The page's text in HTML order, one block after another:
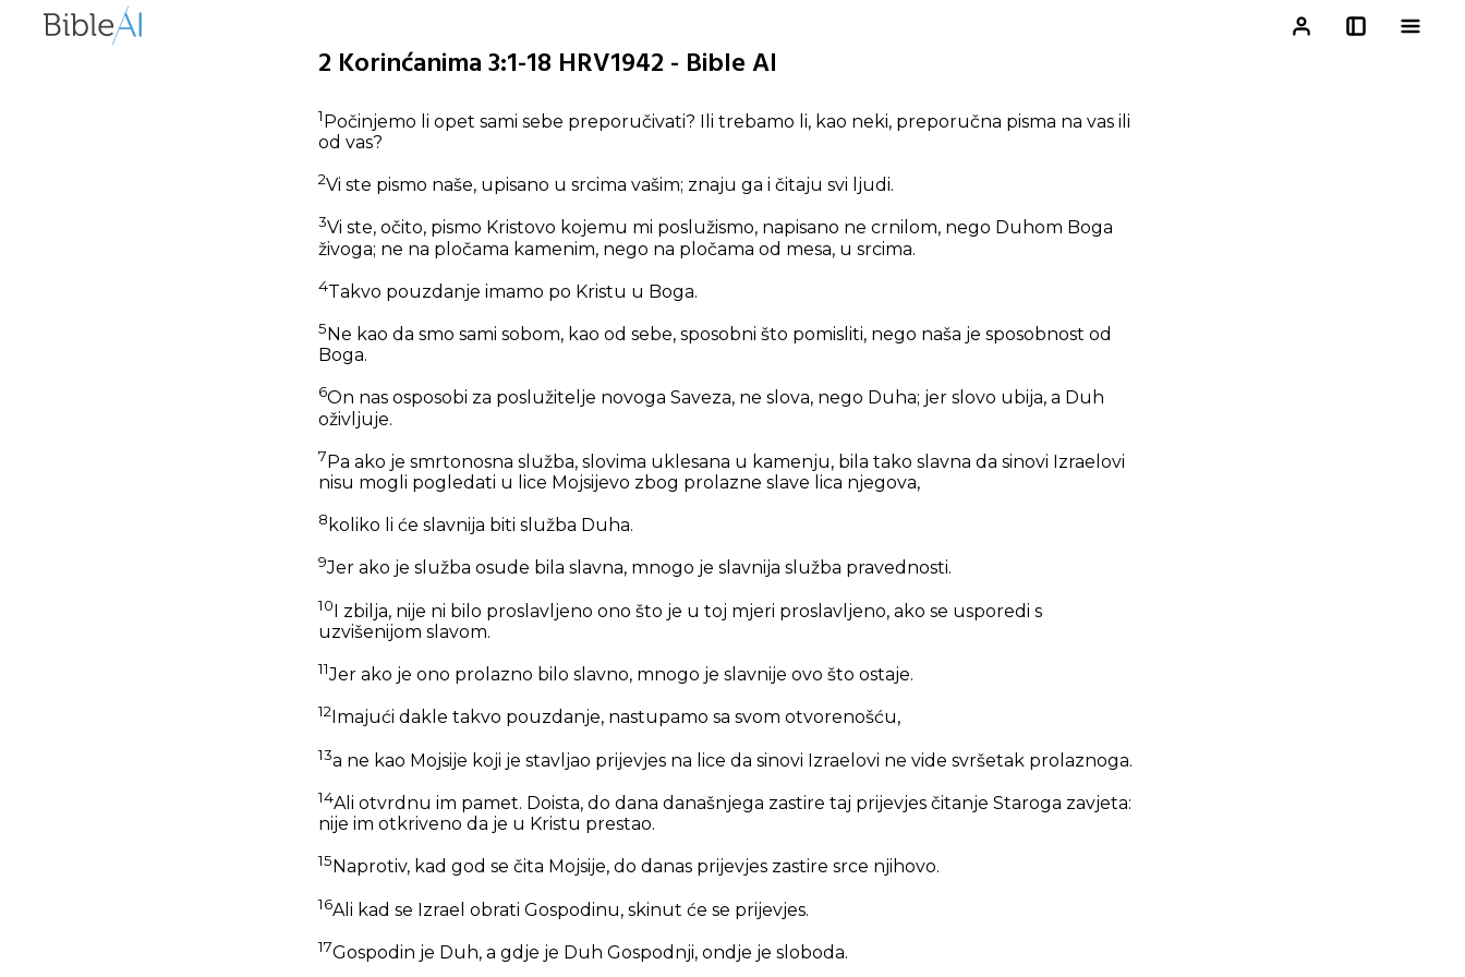
2 Korinćanima 3:1-18 HRV1942 - Bible AI
1Počinjemo li opet sami sebe preporučivati? Ili trebamo li, kao neki, preporučna pisma na vas ili
od vas?
2Vi ste pismo naše, upisano u srcima vašim; znaju ga i čitaju svi ljudi.
3Vi ste, očito, pismo Kristovo kojemu mi poslužismo, napisano ne crnilom, nego Duhom Boga
živoga; ne na pločama kamenim, nego na pločama od mesa, u srcima.
4Takvo pouzdanje imamo po Kristu u Boga.
5 Ne kao da smo sami sobom, kao od sebe, sposobni što pomisliti, nego naša je sposobnost od
Boga.
6On nas osposobi za poslužitelje novoga Saveza, ne slova, nego Duha; jer slovo ubija, a Duh
oživljuje.
7Pa ako je smrtonosna služba, slovima uklesana u kamenju, bila tako slavna da sinovi Izraelovi
nisu mogli pogledati u lice Mojsijevo zbog prolazne slave lica njegova,
8 koliko li će slavnija biti služba Duha.
9Jer ako je služba osude bila slavna, mnogo je slavnija služba pravednosti.
10I zbilja, nije ni bilo proslavljeno ono što je u toj mjeri proslavljeno, ako se usporedi s
uzvišenijom slavom.
11Jer ako je ono prolazno bilo slavno, mnogo je slavnije ovo što ostaje.
12 Imajući dakle takvo pouzdanje, nastupamo sa svom otvorenošću,
13a ne kao Mojsije koji je stavljao prijevjes na lice da sinovi Izraelovi ne vide svršetak prolaznoga.
14Ali otvrdnu im pamet. Doista, do dana današnjega zastire taj prijevjes čitanje Staroga zavjeta:
nije im otkriveno da je u Kristu prestao.
15 Naprotiv, kad god se čita Mojsije, do danas prijevjes zastire srce njihovo.
16Ali kad se Izrael obrati Gospodinu, skinut će se prijevjes.
17Gospodin je Duh, a gdje je Duh Gospodnji, ondje je sloboda.